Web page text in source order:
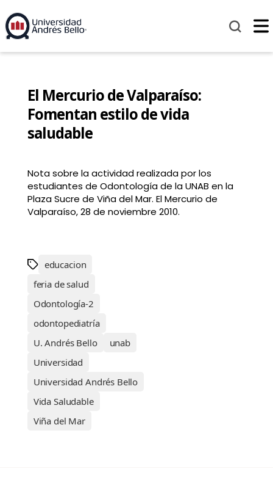
El Mercurio de Valparaíso:
Fomentan estilo de vida
saludable
Nota sobre la actividad realizada por los
estudiantes de Odontología de la UNAB en la
Plaza Sucre de Viña del Mar. El Mercurio de
Valparaíso, 28 de noviembre 2010.
educacion
feria de salud
Odontología-2
odontopediatría
U. Andrés Bello
unab
Universidad
Universidad Andrés Bello
Vida Saludable
Viña del Mar